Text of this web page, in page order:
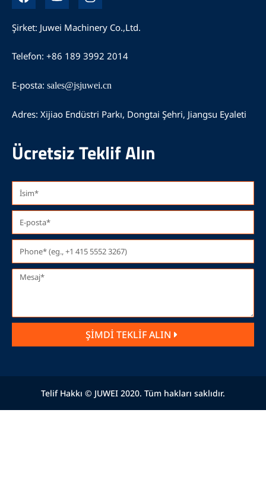
c
e
o
o
u
t
b
e
s
t
g
r
m
Şirket: Juwei Machinery Co.,Ltd.
Telefon: +86 189 3992 2014
E-posta: sales@jsjuwei.cn
Adres: Xijiao Endüstri Parkı, Dongtai Şehri, Jiangsu Eyaleti
Ücretsiz Teklif Alın
ŞİMDİ TEKLİF ALIN
Telif Hakkı © JUWEI 2020. Tüm hakları saklıdır.